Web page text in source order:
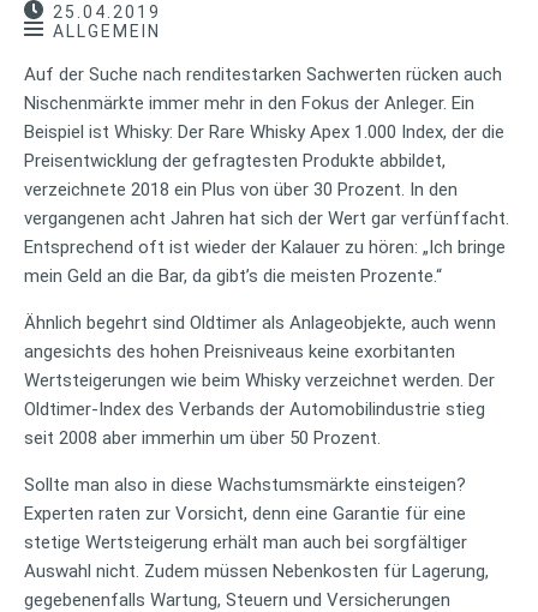
25.04.2019
ALLGEMEIN
Auf der Suche nach renditestarken Sachwerten rücken auch
Nischenmärkte immer mehr in den Fokus der Anleger. Ein
Beispiel ist Whisky: Der Rare Whisky Apex 1.000 Index, der die
Preisentwicklung der gefragtesten Produkte abbildet,
verzeichnete 2018 ein Plus von über 30 Prozent. In den
vergangenen acht Jahren hat sich der Wert gar verfünffacht.
Entsprechend oft ist wieder der Kalauer zu hören: „Ich bringe
mein Geld an die Bar, da gibt’s die meisten Prozente.“
Ähnlich begehrt sind Oldtimer als Anlageobjekte, auch wenn
angesichts des hohen Preisniveaus keine exorbitanten
Wertsteigerungen wie beim Whisky verzeichnet werden. Der
Oldtimer-Index des Verbands der Automobilindustrie stieg
seit 2008 aber immerhin um über 50 Prozent.
Sollte man also in diese Wachstumsmärkte einsteigen?
Experten raten zur Vorsicht, denn eine Garantie für eine
stetige Wertsteigerung erhält man auch bei sorgfältiger
Auswahl nicht. Zudem müssen Nebenkosten für Lagerung,
gegebenenfalls Wartung, Steuern und Versicherungen